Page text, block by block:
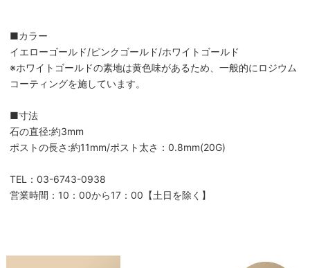
■カラー
イエローゴールド/ピンクゴールド/ホワイトゴールド
※ホワイトゴールドの素地は黄色味があるため、一般的にロジウム
コーティングを施しています。
■寸法
石の直径:約3mm
ポストの長さ:約11mm/ポスト太さ：0.8mm(20G)
TEL：03-6743-0938
営業時間：10：00から17：00【土日を除く】